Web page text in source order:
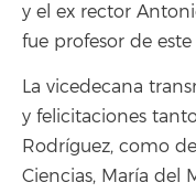
y el ex rector
fue profesor de
La vicedecana
y felicitaciones
Rodríguez, como
Ciencias, María del